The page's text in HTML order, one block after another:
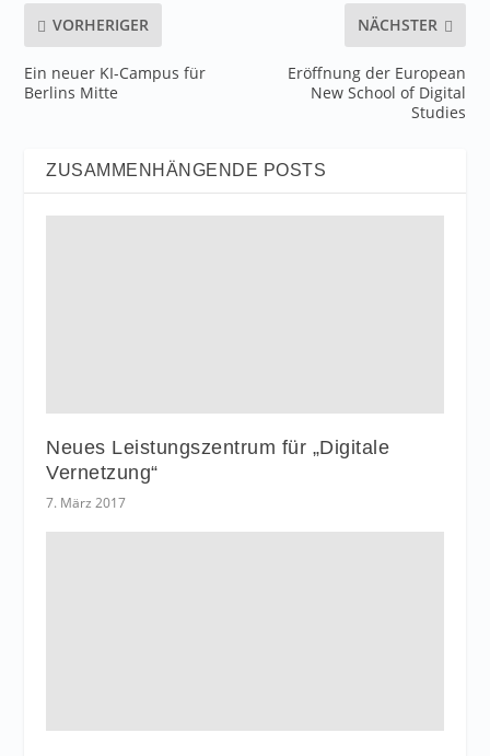
VORHERIGER
Ein neuer KI-Campus für
Berlins Mitte
NÄCHSTER
Eröffnung der European
New School of Digital
Studies
ZUSAMMENHÄNGENDE POSTS
Neues Leistungszentrum für „Digitale
Vernetzung“
7. März 2017